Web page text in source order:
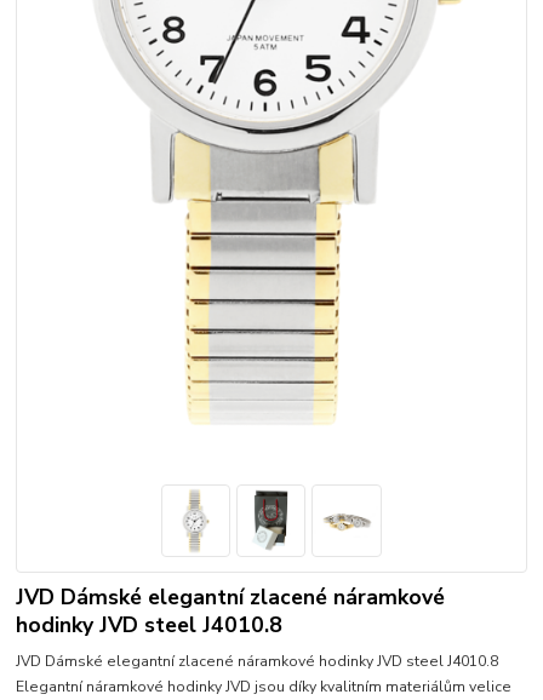
JVD Dámské elegantní zlacené náramkové
hodinky JVD steel J4010.8
JVD Dámské elegantní zlacené náramkové hodinky JVD steel J4010.8
Elegantní náramkové hodinky JVD jsou díky kvalitním materiálům velice